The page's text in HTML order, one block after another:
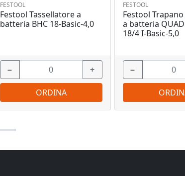
FESTOOL
Festool Tassellatore a
batteria BHC 18-Basic-4,0
− +
ORDINA
FESTOOL
Festool
a batteria
18/4 I-Basic-5,0
−